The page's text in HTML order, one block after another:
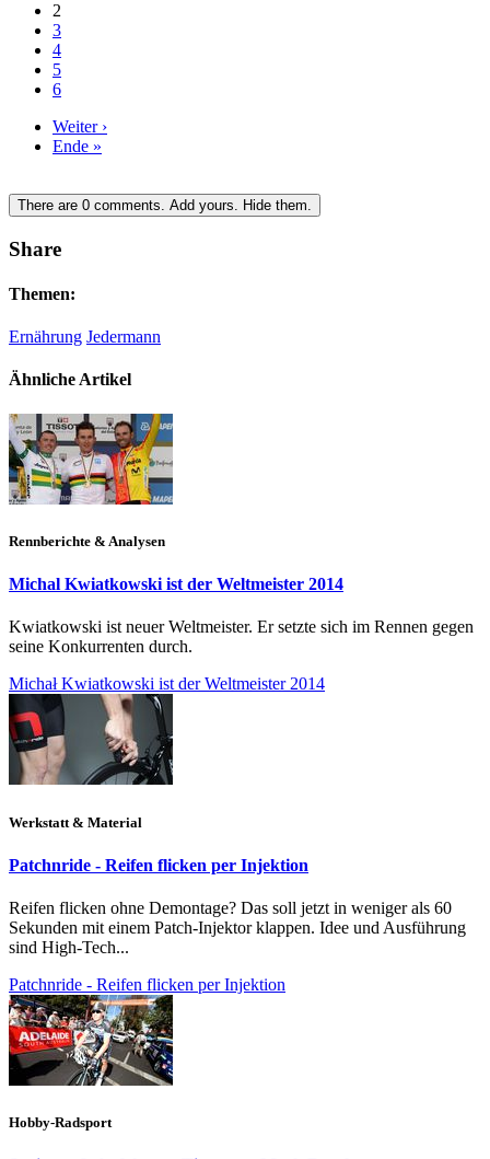
2
3
4
5
6
Weiter ›
Ende »
There are 0 comments. Add yours. Hide them.
Share
Themen:
Ernährung Jedermann
Ähnliche Artikel
Rennberichte & Analysen
Michal Kwiatkowski ist der Weltmeister 2014
Kwiatkowski ist neuer Weltmeister. Er setzte sich im Rennen gegen
seine Konkurrenten durch.
Michał Kwiatkowski ist der Weltmeister 2014
Werkstatt & Material
Patchnride - Reifen flicken per Injektion
Reifen flicken ohne Demontage? Das soll jetzt in weniger als 60
Sekunden mit einem Patch-Injektor klappen. Idee und Ausführung
sind High-Tech...
Patchnride - Reifen flicken per Injektion
Hobby-Radsport